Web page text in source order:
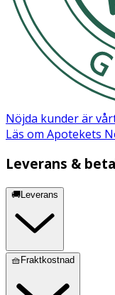
Nöjda kunder är
Läs om Apotekets
Leverans &
🚚Leverans
🧺Fraktkostnad